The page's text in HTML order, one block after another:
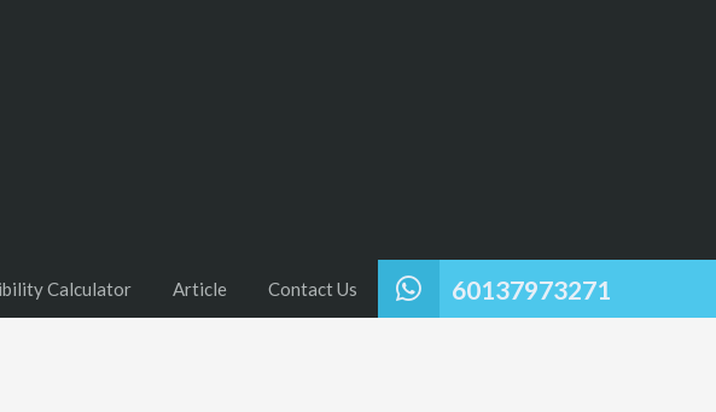
60137973271
Calculator Article Contact Us